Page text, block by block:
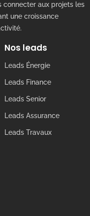
aux projets les
une croissance
Nos leads
Leads Énergie
Leads Finance
Leads Senior
Leads Assurance
Leads Travaux